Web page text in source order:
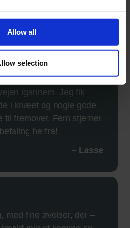
Allow all
selection
og professionel
igennem. Jeg fik
i knæet og nogle gode
til fremover. Fem stjerner
herfra!
– Lasse
med fine øvelser, der –